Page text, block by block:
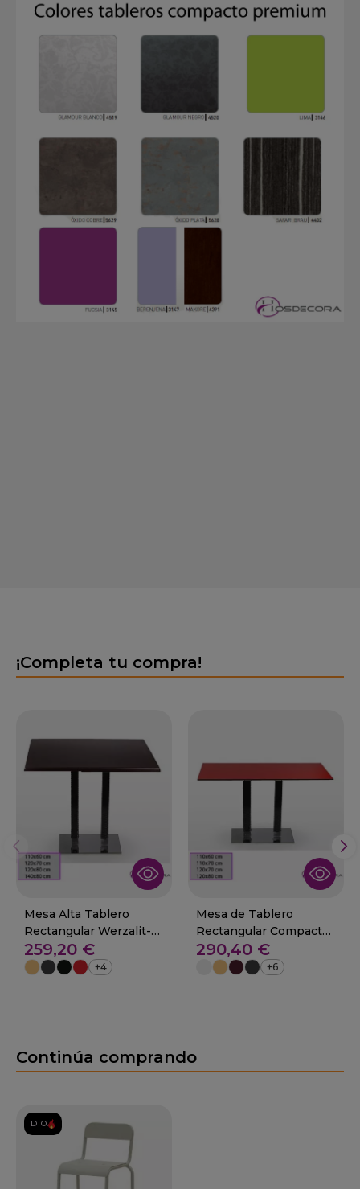
¡Completa tu compra!
Mesa Alta Tablero
Rectangular Werzalit-
COLES
259,20 €
+4
Mesa de Tablero
Rectangular Compacto-
COLES
290,40 €
+6
Continúa comprando
DTO.